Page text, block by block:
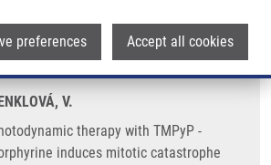
preferences Accept all cookies
photosensitizer
V.
therapy with TMPyP -
induces mitotic catastrophe